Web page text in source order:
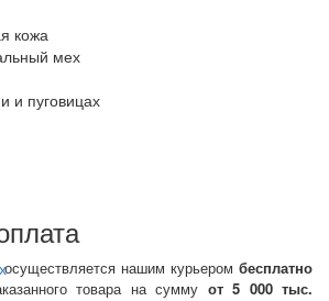
кожа
мех
и пуговицах
нашим курьеромбесплатно
товара на сумму от 5 000 тыс.